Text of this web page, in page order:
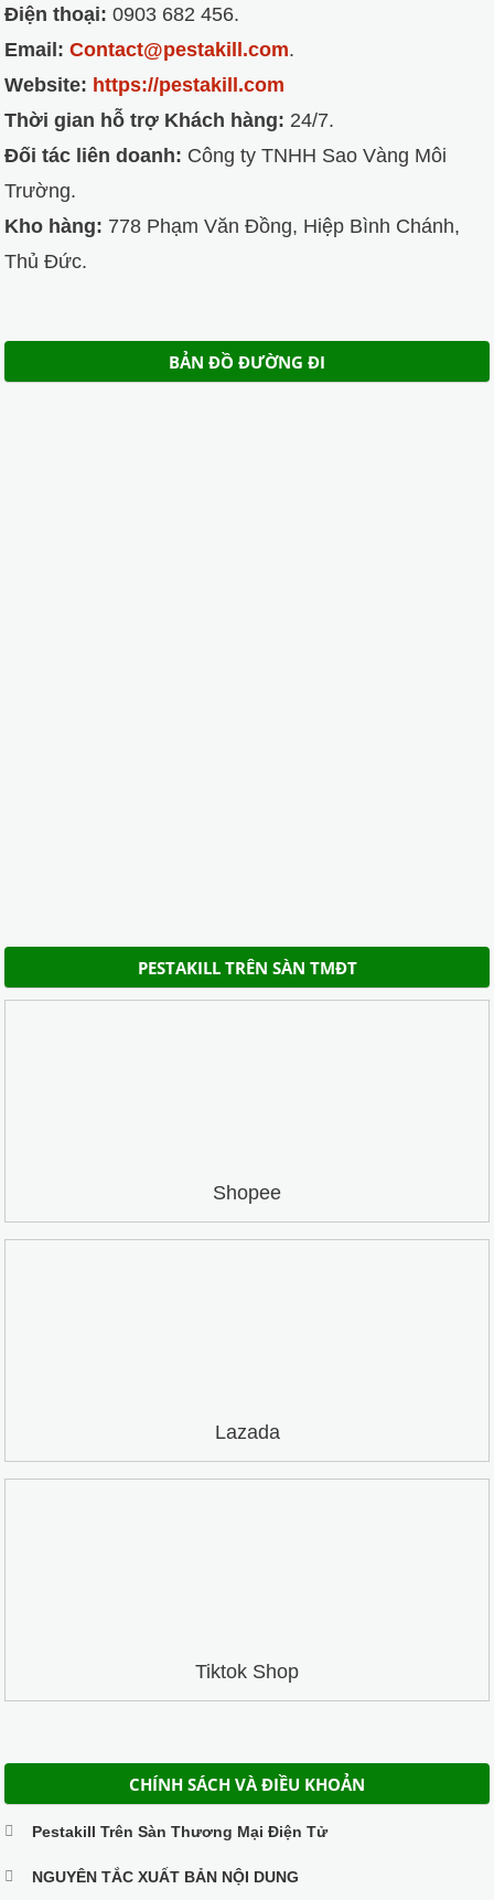
Điện thoại: 0903 682 456.
Email: Contact@pestakill.com.
Website: https://pestakill.com
Thời gian hỗ trợ Khách hàng: 24/7.
Đối tác liên doanh: Công ty TNHH Sao Vàng Môi
Trường.
Kho hàng: 778 Phạm Văn Đồng, Hiệp Bình Chánh,
Thủ Đức.
BẢN ĐỒ ĐƯỜNG ĐI
PESTAKILL TRÊN SÀN TMĐT
Shopee
Lazada
Tiktok Shop
CHÍNH SÁCH VÀ ĐIỀU KHOẢN
Pestakill Trên Sàn Thương Mại Điện Tử
NGUYÊN TẮC XUẤT BẢN NỘI DUNG